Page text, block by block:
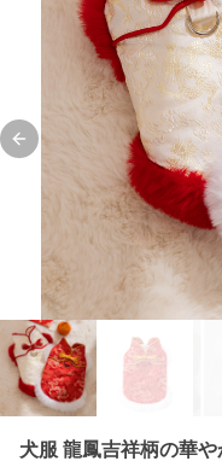
Previous slide
犬服 龍鳳吉祥柄の華